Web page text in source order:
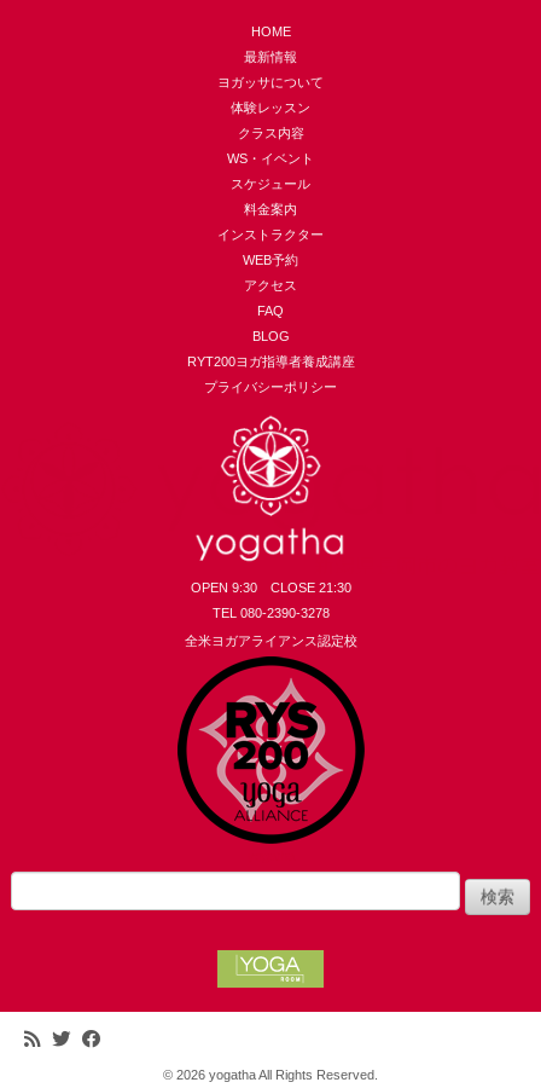
HOME
最新情報
ヨガッサについて
体験レッスン
クラス内容
WS・イベント
スケジュール
料金案内
インストラクター
WEB予約
アクセス
FAQ
BLOG
RYT200ヨガ指導者養成講座
プライバシーポリシー
OPEN 9:30 CLOSE 21:30
TEL 080-2390-3278
全米ヨガアライアンス認定校
索:
© 2026 yogatha All Rights Reserved.